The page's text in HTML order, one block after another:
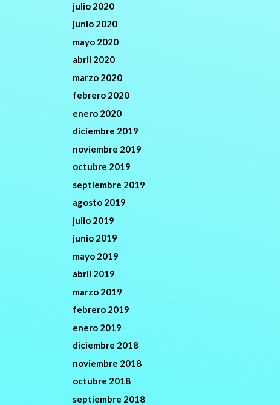
julio 2020
junio 2020
mayo 2020
abril 2020
marzo 2020
febrero 2020
enero 2020
diciembre 2019
noviembre 2019
octubre 2019
septiembre 2019
agosto 2019
julio 2019
junio 2019
mayo 2019
abril 2019
marzo 2019
febrero 2019
enero 2019
diciembre 2018
noviembre 2018
octubre 2018
septiembre 2018